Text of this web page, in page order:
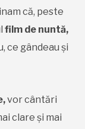
că, peste
film de nuntă,
ce gândeau și
vor cântări
clare și mai